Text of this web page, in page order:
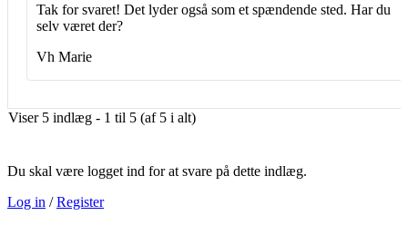
Tak for svaret! Det lyder også som et spændende sted. Har du
selv været der?
Vh Marie
Viser 5 indlæg - 1 til 5 (af 5 i alt)
Du skal være logget ind for at svare på dette indlæg.
Log in /Register